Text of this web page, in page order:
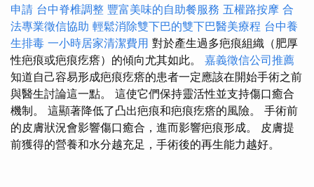
申請 台中脊椎調整 豐富美味的自助餐服務 五權路按摩 合
法專業徵信協助 輕鬆消除雙下巴的雙下巴醫美療程 台中養
生排毒 一小時居家清潔費用 對於產生過多疤痕組織（肥厚
性疤痕或疤痕疙瘩）的傾向尤其如此。 嘉義徵信公司推薦
知道自己容易形成疤痕疙瘩的患者一定應該在開始手術之前
與醫生討論這一點。 這使它們保持靈活性並支持傷口癒合
機制。 這顯著降低了凸出疤痕和疤痕疙瘩的風險。 手術前
的皮膚狀況會影響傷口癒合，進而影響疤痕形成。 皮膚提
前獲得的營養和水分越充足，手術後的再生能力越好。